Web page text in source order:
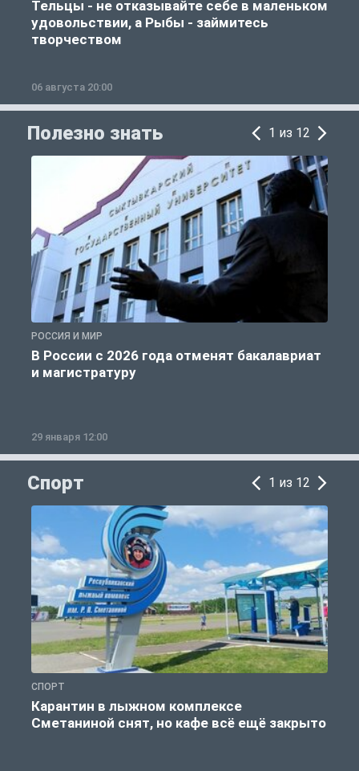
Тельцы - не отказывайте себе в маленьком
удовольствии, а Рыбы - займитесь
творчеством
06 августа 20:00
Полезно знать 1 из 12
РОССИЯ И МИР
В России с 2026 года отменят бакалавриат
и магистратуру
29 января 12:00
Спорт 1 из 12
СПОРТ
Карантин в лыжном комплексе
Сметаниной снят, но кафе всё ещё закрыто